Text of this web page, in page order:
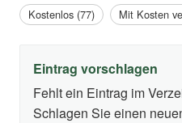
Kostenlos (77) Mit Kosten
Eintrag vorschlagen
Fehlt ein Eintrag im
Schlagen Sie einen